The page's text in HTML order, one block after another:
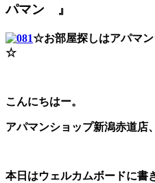
パマン 』
☆お部屋探しはアパマ
☆
こんにちはー。
アパマンショップ新潟赤道店
本日はウェルカムボードに書